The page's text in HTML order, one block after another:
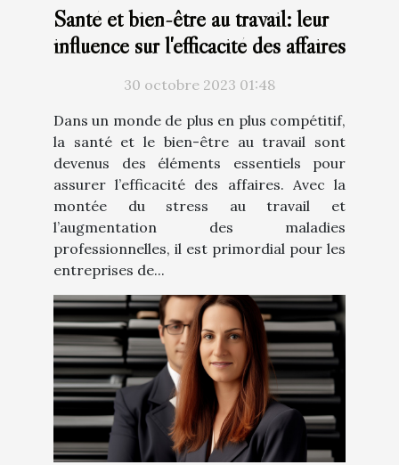
Santé et bien-être au travail: leur
influence sur l'efficacité des affaires
30 octobre 2023 01:48
Dans un monde de plus en plus compétitif,
la santé et le bien-être au travail sont
devenus des éléments essentiels pour
assurer l’efficacité des affaires. Avec la
montée du stress au travail et
l’augmentation des maladies
professionnelles, il est primordial pour les
entreprises de...